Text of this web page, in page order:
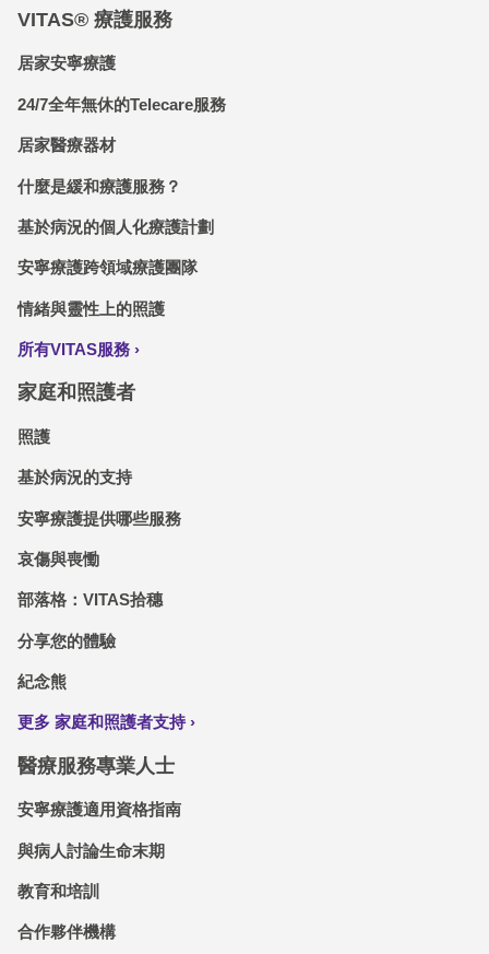
VITAS® 療護服務
居家安寧療護
24/7全年無休的Telecare服務
居家醫療器材
什麼是緩和療護服務？
基於病況的個人化療護計劃
安寧療護跨領域療護團隊
情緒與靈性上的照護
所有VITAS服務
家庭和照護者
照護
基於病況的支持
安寧療護提供哪些服務
哀傷與喪慟
部落格：VITAS拾穗
分享您的體驗
紀念熊
更多 家庭和照護者支持
醫療服務專業人士
安寧療護適用資格指南
與病人討論生命末期
教育和培訓
合作夥伴機構